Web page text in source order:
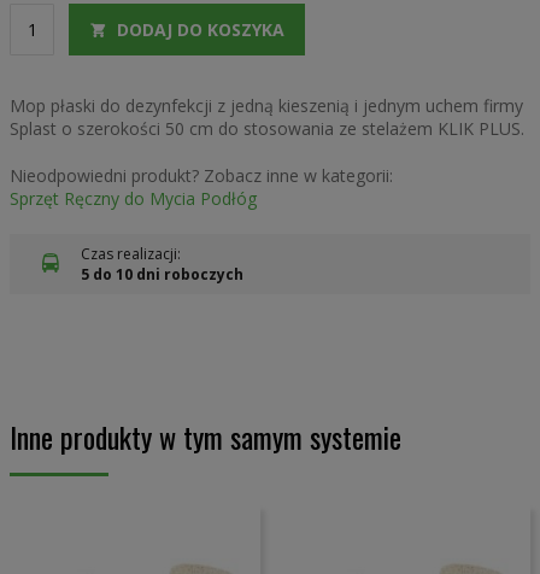
DODAJ DO KOSZYKA
Mop płaski do dezynfekcji z jedną kieszenią i jednym uchem firmy
Splast o szerokości 50 cm do stosowania ze stelażem KLIK PLUS.
Nieodpowiedni produkt? Zobacz inne w kategorii:
Sprzęt Ręczny do Mycia Podłóg
Czas realizacji:
5 do 10 dni roboczych
Inne produkty w tym samym systemie